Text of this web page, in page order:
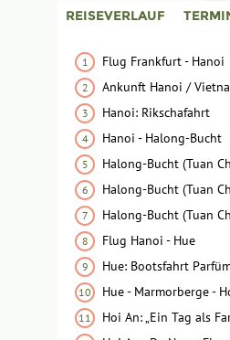
REISEVERLAUF
Flug Frankfurt - Hanoi
Ankunft Hanoi /
Hanoi: Rikschafahrt
Hanoi - Halong-Bucht
Halong-Bucht (Tuan
Halong-Bucht (Tuan
Halong-Bucht (Tuan
Flug Hanoi - Hue
Hue: Bootsfahrt
Hue - Marmorberge -
Hoi An: „Ein Tag als